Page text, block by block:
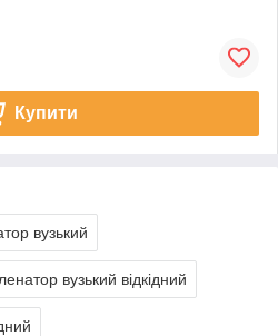
Купити
вузький
вузький відкідний